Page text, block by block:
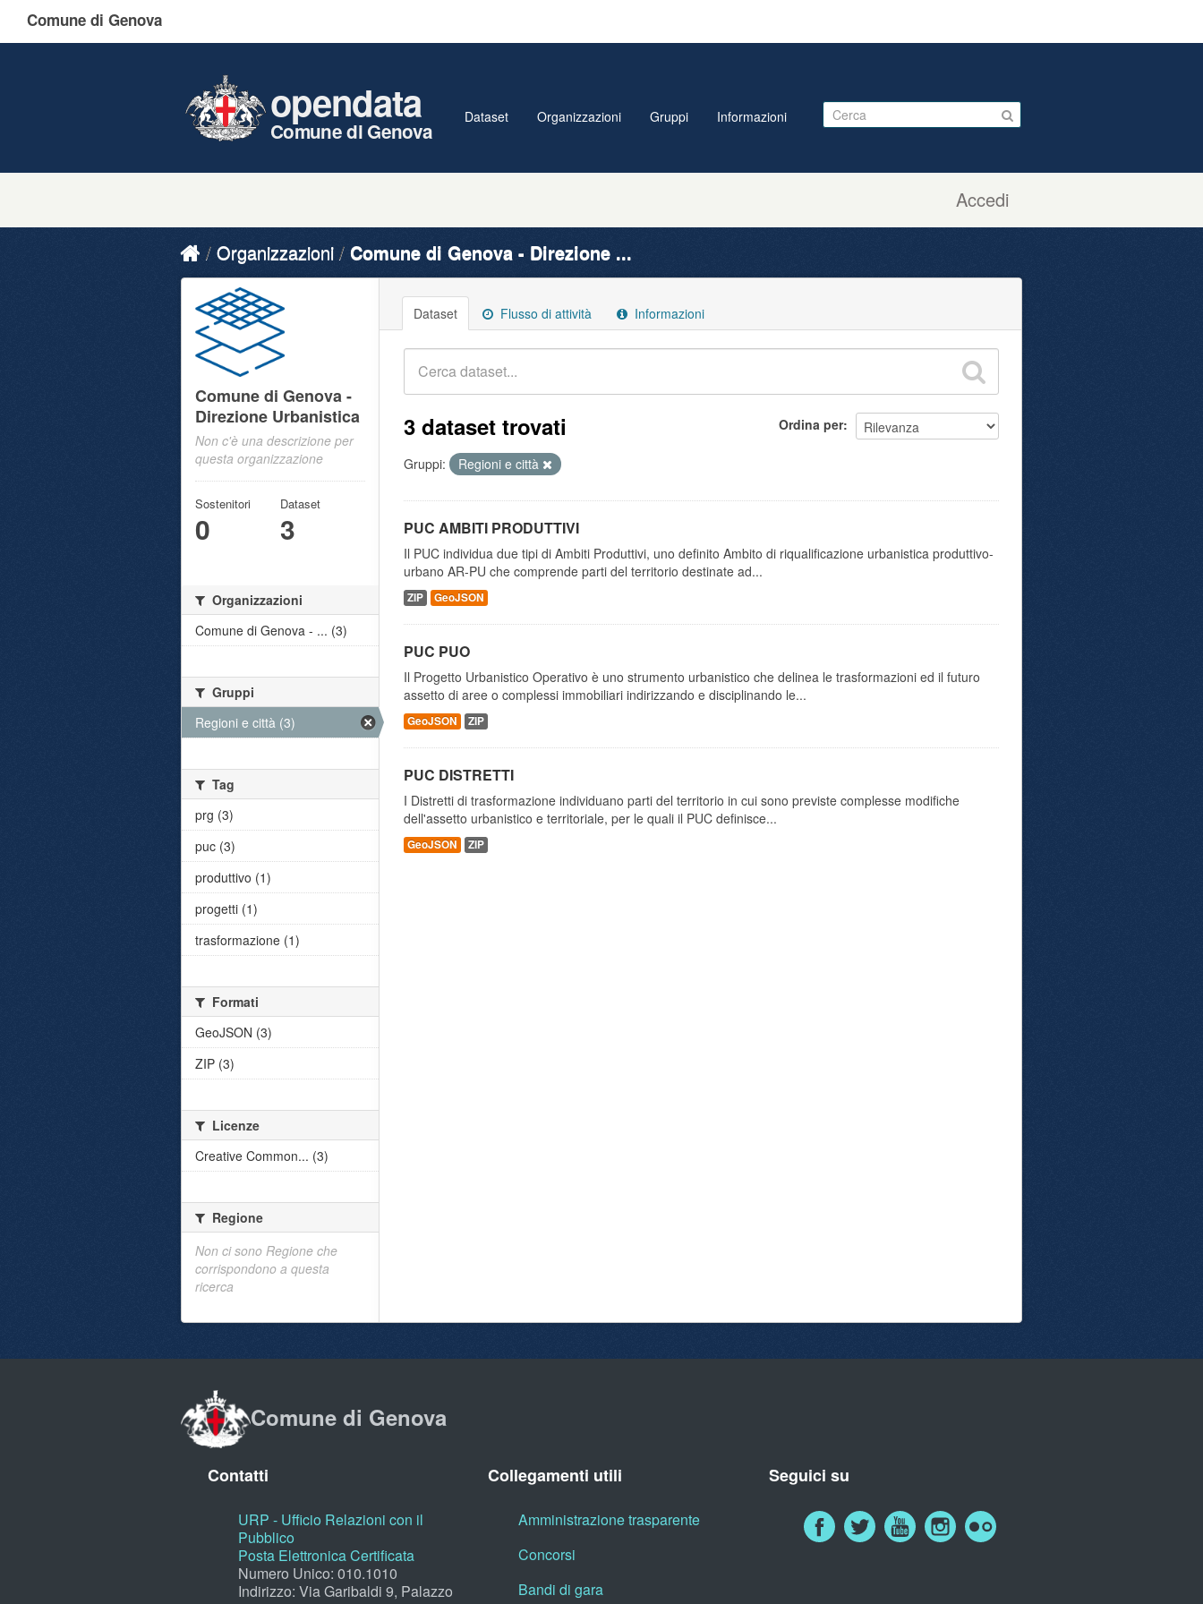
Comune di Genova
Accedi
opendata
Comune di Genova
Dataset Organizzazioni Gruppi Informazioni
Organizzazioni Comune di Genova - Direzione ...
Dataset Flusso di attività Informazioni
Ordina per
3 dataset trovati
Gruppi: Regioni e città
PUC AMBITI PRODUTTIVI
Il PUC individua due tipi di Ambiti Produttivi, uno definito Ambito di riqualificazione urbanistica produttivo-
urbano AR-PU che comprende parti del territorio destinate ad...
ZIP GeoJSON
PUC PUO
Il Progetto Urbanistico Operativo è uno strumento urbanistico che delinea le trasformazioni ed il futuro
assetto di aree o complessi immobiliari indirizzando e disciplinando le...
GeoJSON ZIP
PUC DISTRETTI
I Distretti di trasformazione individuano parti del territorio in cui sono previste complesse modifiche
dell'assetto urbanistico e territoriale, per le quali il PUC definisce...
GeoJSON ZIP
Comune di Genova -
Direzione Urbanistica
Non c'è una descrizione per
questa organizzazione
Sostenitori
0
Dataset
3
Organizzazioni
Comune di Genova - ... (3)
Gruppi
Regioni e città (3)
Tag
prg (3)
puc (3)
produttivo (1)
progetti (1)
trasformazione (1)
Formati
GeoJSON (3)
ZIP (3)
Licenze
Creative Common... (3)
Regione
Non ci sono Regione che
corrispondono a questa
ricerca
Comune di Genova
Contatti
URP - Ufficio Relazioni con il
Pubblico
Posta Elettronica Certificata
Numero Unico: 010.1010
Indirizzo: Via Garibaldi 9, Palazzo
Collegamenti utili
Amministrazione trasparente
Concorsi
Bandi di gara
Seguici su